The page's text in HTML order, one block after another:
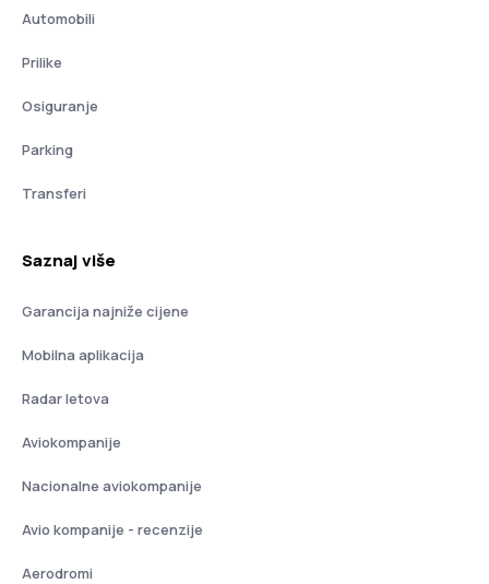
Automobili
Prilike
Osiguranje
Parking
Transferi
Saznaj više
Garancija najniže cijene
Mobilna aplikacija
Radar letova
Aviokompanije
Nacionalne aviokompanije
Avio kompanije - recenzije
Aerodromi